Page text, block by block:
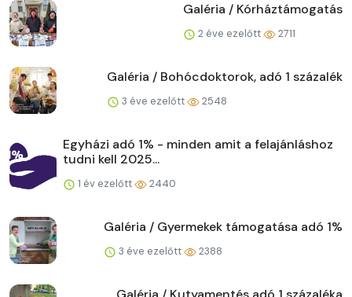
Galéria / Kórháztámogatás
2 éve ezelőtt 2711
Galéria / Bohócdoktorok, adó 1 százalék
3 éve ezelőtt 2548
Egyházi adó 1% - minden amit a felajánláshoz
tudni kell 2025...
1 év ezelőtt 2440
Galéria / Gyermekek támogatása adó 1%
3 éve ezelőtt 2388